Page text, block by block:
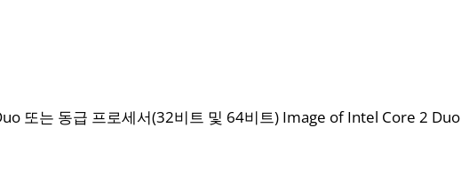
또는 동급 프로세서(32비트 및 64비트) Image of Intel Core 2 Duo